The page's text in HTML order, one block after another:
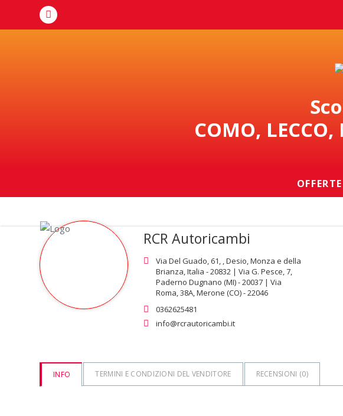
COMO,
OFFERTE
RCR Autoricambi
Via Del Guado, 61, , Desio, Monza e della
Brianza, Italia - 20832 | Via G. Pesce, 7,
Paderno Dugnano (MI) - 20037 | Via
Roma, 38A, Merone (CO) - 22046
0362625481
info@rcrautoricambi.it
INFO TERMINI E CONDIZIONI DEL VENDITORE RECENSIONI (0)